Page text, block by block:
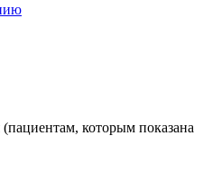
которым показана